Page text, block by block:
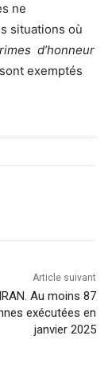
ne
situations où
d’honneur
exemptés
Article suivant
IRAN. Au moins 87
exécutées en
janvier 2025